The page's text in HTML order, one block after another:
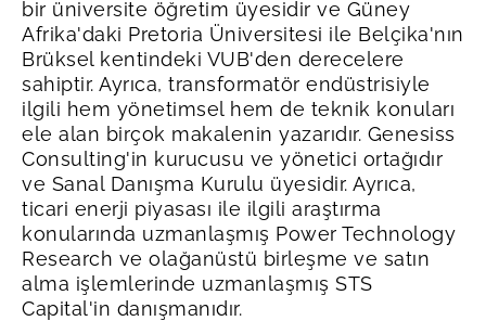
bir üniversite öğretim üyesidir ve Güney
Afrika'daki Pretoria Üniversitesi ile Belçika'nın
Brüksel kentindeki VUB'den derecelere
sahiptir. Ayrıca, transformatör endüstrisiyle
ilgili hem yönetimsel hem de teknik konuları
ele alan birçok makalenin yazarıdır. Genesiss
Consulting'in kurucusu ve yönetici ortağıdır
ve Sanal Danışma Kurulu üyesidir. Ayrıca,
ticari enerji piyasası ile ilgili araştırma
konularında uzmanlaşmış Power Technology
Research ve olağanüstü birleşme ve satın
alma işlemlerinde uzmanlaşmış STS
Capital'in danışmanıdır.